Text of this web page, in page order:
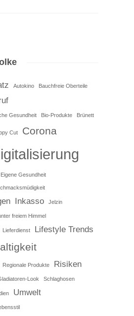
Autokino Bauchfreie Oberteile
Gesundheit Bio-Produkte Brünett
Cut Corona
Eigene Gesundheit
Inkasso Jelzin
freiem Himmel
Lieferdienst
Lifestyle Trends
Regionale Produkte Risiken
Look Schlaghosen
Umwelt